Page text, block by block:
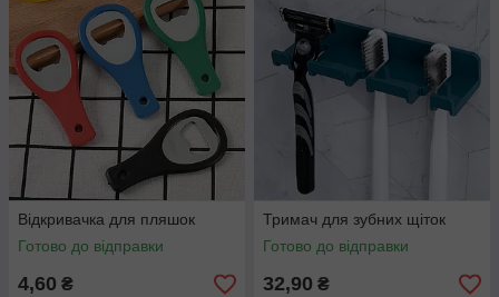
Відкривачка для пляшок
Готово до відправки
4,60 ₴
Тримач для зубних щіток
Готово до відправки
32,90 ₴